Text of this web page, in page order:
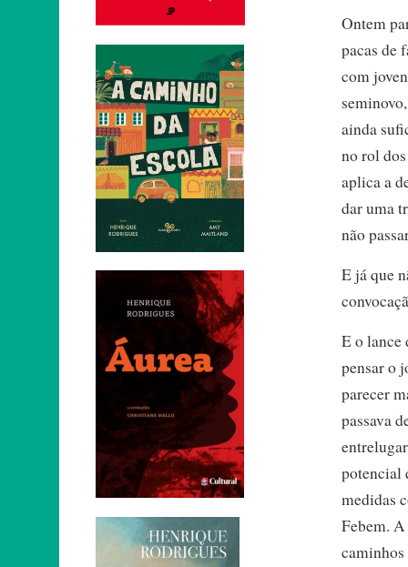
Ontem
pacas de
com
ainda
no rol
aplica a
dar uma
não
E já que
E o lance
pensar o
parecer
passava
potencial
medidas
Febem.